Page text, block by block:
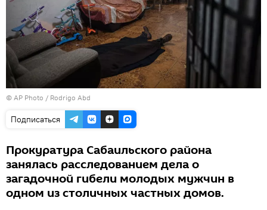
© AP Photo / Rodrigo Abd
Подписаться
Прокуратура Сабаильского района
занялась расследованием дела о
загадочной гибели молодых мужчин в
одном из столичных частных домов.